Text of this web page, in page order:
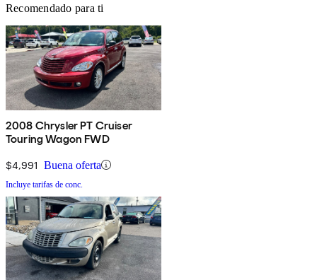
Recomendado para ti
2008 Chrysler PT Cruiser
Touring Wagon FWD
$4,991 Buena oferta
Incluye tarifas de conc.